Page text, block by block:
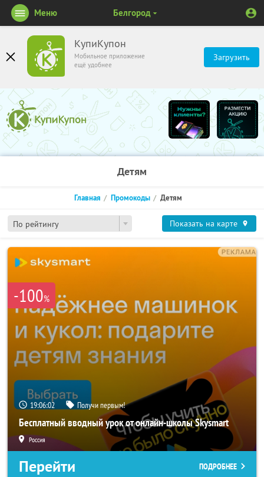
КупиКупон
Мобильное приложение
ещё удобнее
Загрузить
Меню Белгород
Детям
По рейтингу
Главная Промокоды Детям
Показать на карте
-100%
19:06:02 Получи первым!
Бесплатный вводный урок от онлайн-школы Skysmart
Россия
Перейти ПОДРОБНЕЕ